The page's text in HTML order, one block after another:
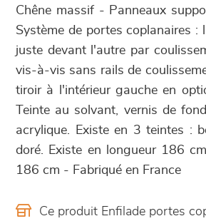
Chêne massif - Panneaux
Système de portes coplanaires
juste devant l'autre par
vis-à-vis sans rails de
tiroir à l'intérieur gauche en
Teinte au solvant, vernis de
acrylique. Existe en 3 teintes :
doré. Existe en longueur 186
186 cm - Fabriqué en France
Ce produit Enfilade portes